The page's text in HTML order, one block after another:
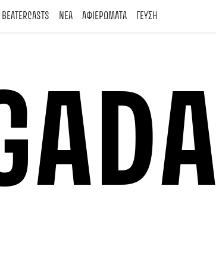
BEATERCASTS ΝΕΑ ΑΦΙΕΡΩΜΑΤΑ ΓΕΥΣΗ